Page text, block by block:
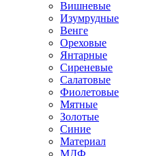
Вишневые
Изумрудные
Венге
Ореховые
Янтарные
Сиреневые
Салатовые
Фиолетовые
Мятные
Золотые
Синие
Материал
МДФ